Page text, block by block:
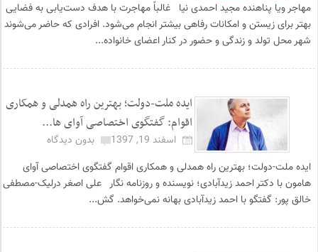
مهاجر ویا پناهنده مجید احمدی نیا غالباً مهاجرت با هدف دست‌یابی به فضایی
بهتر برای زیستن و امکانات رفاهی بیشتر انجام می‌شود. افرادی که حاضر می‌شوند
شهر محل تولد و زندگی و حضور در کنار اعضای خانواده‌...
ایده ملت-دولت؛ بهترین راه همدلی و همکاری
اقوام: گفتگوی اختصاصی آوای ها...
اسفند 19, 1397
بدون دیدگاه
ایده ملت-دولت؛ بهترین راه همدلی و همکاری اقوام گفتگوی اختصاصی آوای
هامون با دکتر احمد زیدآبادی؛ نویسنده و روزنامه نگار علی اصغر درلیک-مصطفی
خالق پور: گفتگو با احمد زیدآبادی بهانه نمی‌خواهد. گش...